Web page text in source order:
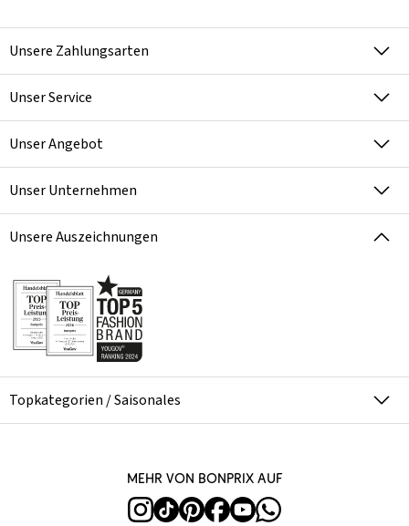
Unsere Zahlungsarten
Unser Service
Unser Angebot
Unser Unternehmen
Unsere Auszeichnungen
Topkategorien / Saisonales
Mehr von bonprix auf